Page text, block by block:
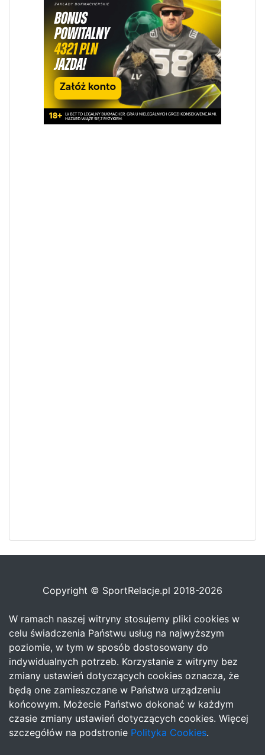
Copyright © SportRelacje.pl 2018-2026
W ramach naszej witryny stosujemy pliki cookies w
celu świadczenia Państwu usług na najwyższym
poziomie, w tym w sposób dostosowany do
indywidualnych potrzeb. Korzystanie z witryny bez
zmiany ustawień dotyczących cookies oznacza, że
będą one zamieszczane w Państwa urządzeniu
końcowym. Możecie Państwo dokonać w każdym
czasie zmiany ustawień dotyczących cookies. Więcej
szczegółów na podstronie Polityka Cookies.